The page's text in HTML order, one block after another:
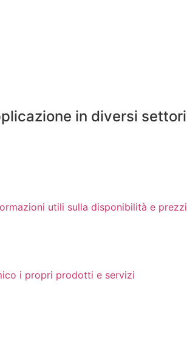
in diversi settori
utili sulla disponibilità e prezzi
i propri prodotti e servizi